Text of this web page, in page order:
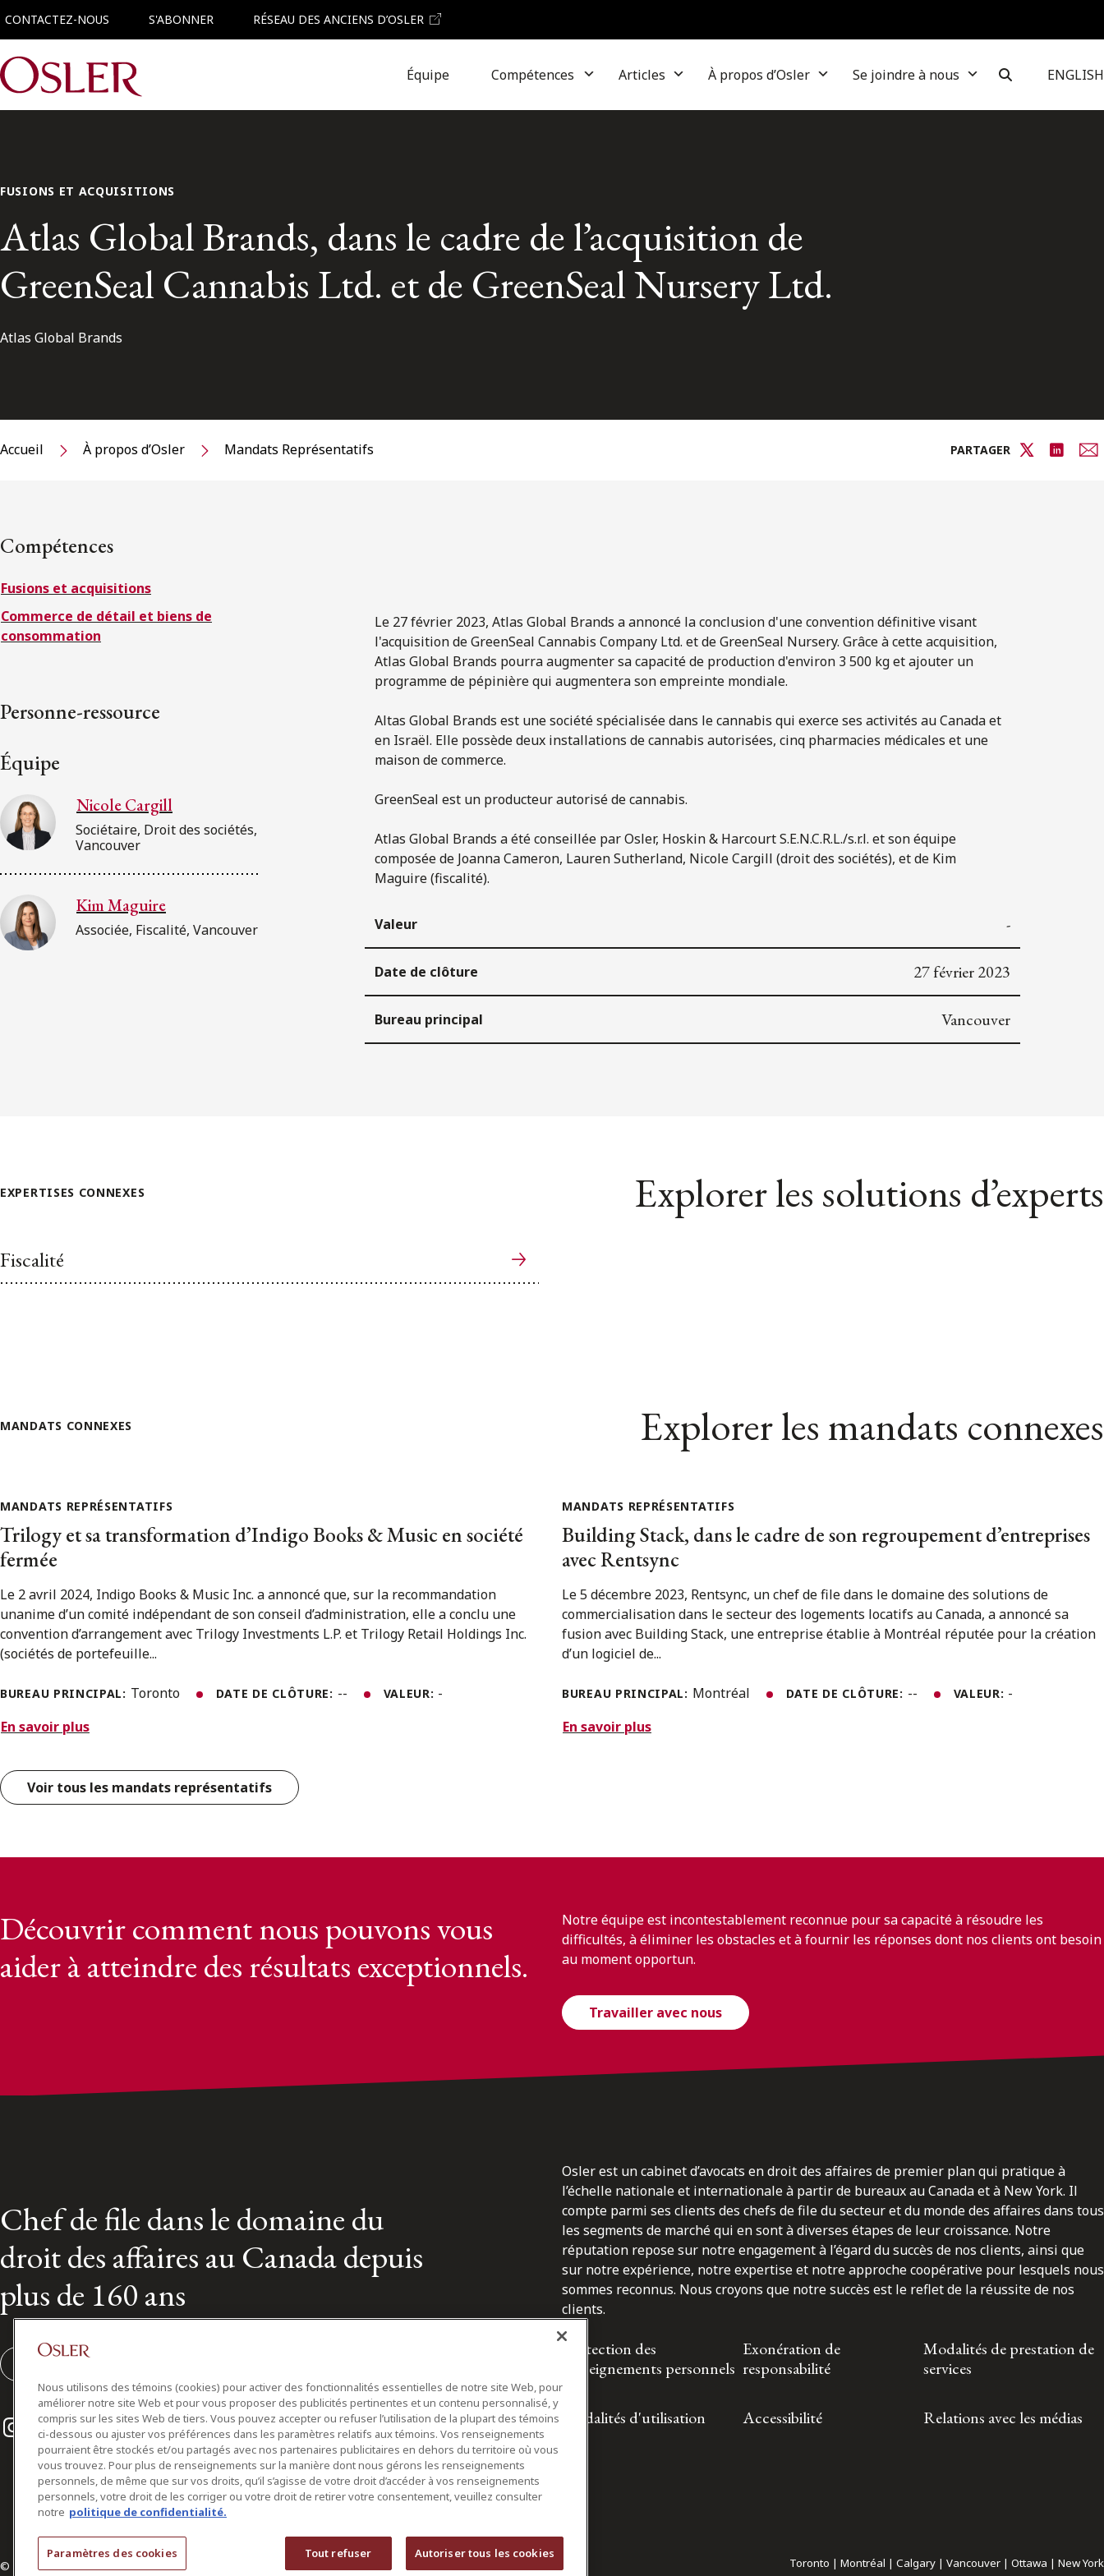
CONTACTEZ-NOUS S'ABONNER RÉSEAU DES ANCIENS D’OSLER
Main Navigation Équipe Compétences Articles À propos d’Osler Se joindre à nous ENGLISH
FUSIONS ET ACQUISITIONS
Atlas Global Brands, dans le cadre de l’acquisition de
GreenSeal Cannabis Ltd. et de GreenSeal Nursery Ltd.
Atlas Global Brands
Accueil À propos d’Osler Mandats Représentatifs PARTAGER
Compétences
Fusions et acquisitions
Commerce de détail et biens de
consommation
Personne-ressource
Équipe
Nicole Cargill
Sociétaire, Droit des sociétés,
Vancouver
Kim Maguire
Associée, Fiscalité, Vancouver
Le 27 février 2023, Atlas Global Brands a annoncé la conclusion d'une convention définitive visant
l'acquisition de GreenSeal Cannabis Company Ltd. et de GreenSeal Nursery. Grâce à cette acquisition,
Atlas Global Brands pourra augmenter sa capacité de production d'environ 3 500 kg et ajouter un
programme de pépinière qui augmentera son empreinte mondiale.
Altas Global Brands est une société spécialisée dans le cannabis qui exerce ses activités au Canada et
en Israël. Elle possède deux installations de cannabis autorisées, cinq pharmacies médicales et une
maison de commerce.
GreenSeal est un producteur autorisé de cannabis.
Atlas Global Brands a été conseillée par Osler, Hoskin & Harcourt S.E.N.C.R.L./s.r.l. et son équipe
composée de Joanna Cameron, Lauren Sutherland, Nicole Cargill (droit des sociétés), et de Kim
Maguire (fiscalité).
Valeur -
Date de clôture 27 février 2023
Bureau principal Vancouver
EXPERTISES CONNEXES Explorer les solutions d’experts
Fiscalité
MANDATS CONNEXES Explorer les mandats connexes
MANDATS REPRÉSENTATIFS
Trilogy et sa transformation d’Indigo Books & Music en société
fermée
Le 2 avril 2024, Indigo Books & Music Inc. a annoncé que, sur la recommandation
unanime d’un comité indépendant de son conseil d’administration, elle a conclu une
convention d’arrangement avec Trilogy Investments L.P. et Trilogy Retail Holdings Inc.
(sociétés de portefeuille...
BUREAU PRINCIPAL: Toronto DATE DE CLÔTURE: -- VALEUR: -
En savoir plus
MANDATS REPRÉSENTATIFS
Building Stack, dans le cadre de son regroupement d’entreprises
avec Rentsync
Le 5 décembre 2023, Rentsync, un chef de file dans le domaine des solutions de
commercialisation dans le secteur des logements locatifs au Canada, a annoncé sa
fusion avec Building Stack, une entreprise établie à Montréal réputée pour la création
d’un logiciel de...
BUREAU PRINCIPAL: Montréal DATE DE CLÔTURE: -- VALEUR: -
En savoir plus
Voir tous les mandats représentatifs
Découvrir comment nous pouvons vous
aider à atteindre des résultats exceptionnels.
Notre équipe est incontestablement reconnue pour sa capacité à résoudre les
difficultés, à éliminer les obstacles et à fournir les réponses dont nos clients ont besoin
au moment opportun.
Travailler avec nous
Chef de file dans le domaine du
droit des affaires au Canada depuis
plus de 160 ans
Instagram
Twitter
LinkedIn
Osler est un cabinet d’avocats en droit des affaires de premier plan qui pratique à
l’échelle nationale et internationale à partir de bureaux au Canada et à New York. Il
compte parmi ses clients des chefs de file du secteur et du monde des affaires dans tous
les segments de marché qui en sont à diverses étapes de leur croissance. Notre
réputation repose sur notre engagement à l’égard du succès de nos clients, ainsi que
sur notre expérience, notre expertise et notre approche coopérative pour lesquels nous
sommes reconnus. Nous croyons que notre succès est le reflet de la réussite de nos
clients.
Protection des
renseignements personnels
Exonération de
responsabilité
Modalités de prestation de
services
Modalités d'utilisation Accessibilité Relations avec les médias
© 2026 Osler, Hoskin & Harcourt S.E.N.C.R.L./s.r.l. Tous droits réservés Toronto | Montréal | Calgary | Vancouver | Ottawa | New York
Nous utilisons des témoins (cookies) pour activer des fonctionnalités essentielles de notre site Web, pour
améliorer notre site Web et pour vous proposer des publicités pertinentes et un contenu personnalisé, y
compris sur les sites Web de tiers. Vous pouvez accepter ou refuser l’utilisation de la plupart des témoins
ci-dessous ou ajuster vos préférences dans les paramètres relatifs aux témoins. Vos renseignements
pourraient être stockés et/ou partagés avec nos partenaires publicitaires en dehors du territoire où vous
vous trouvez. Pour plus de renseignements sur la manière dont nous gérons les renseignements
personnels, de même que sur vos droits, qu’il s’agisse de votre droit d’accéder à vos renseignements
personnels, votre droit de les corriger ou votre droit de retirer votre consentement, veuillez consulter
notre politique de confidentialité.
Tout refuser Autoriser tous les cookies
Paramètres des cookies